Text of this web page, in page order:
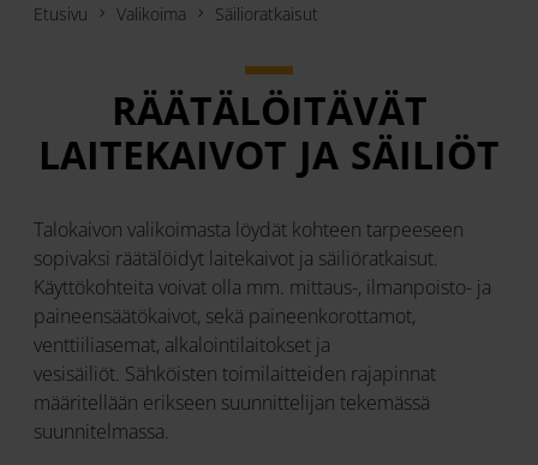
Etusivu Valikoima Säilioratkaisut
RÄÄTÄLÖITÄVÄT
LAITEKAIVOT JA SÄILIÖT
Talokaivon valikoimasta löydät kohteen tarpeeseen
sopivaksi räätälöidyt laitekaivot ja säiliöratkaisut.
Käyttökohteita voivat olla mm. mittaus-, ilmanpoisto- ja
paineensäätökaivot, sekä paineenkorottamot,
venttiiliasemat, alkalointilaitokset ja
vesisäiliöt. Sähköisten toimilaitteiden rajapinnat
määritellään erikseen suunnittelijan tekemässä
suunnitelmassa.